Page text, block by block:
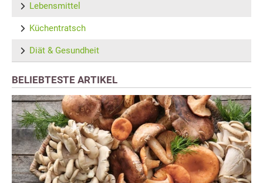
Lebensmittel
Küchentratsch
Diät & Gesundheit
BELIEBTESTE ARTIKEL